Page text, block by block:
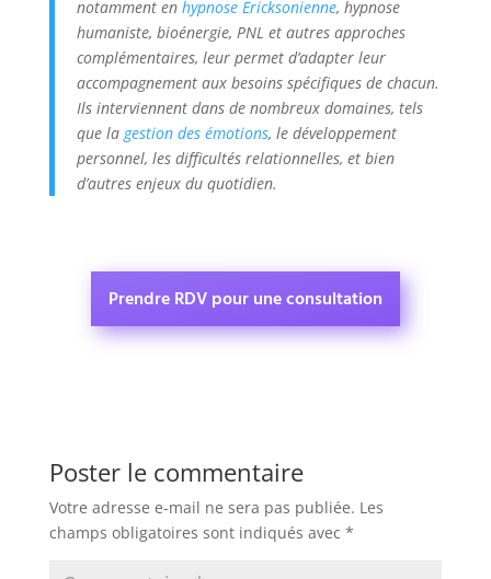
notamment en hypnose Ericksonienne, hypnose
humaniste, bioénergie, PNL et autres approches
complémentaires, leur permet d’adapter leur
accompagnement aux besoins spécifiques de chacun.
Ils interviennent dans de nombreux domaines, tels
que la gestion des émotions, le développement
personnel, les difficultés relationnelles, et bien
d’autres enjeux du quotidien.
Prendre RDV pour une consultation
Poster le commentaire
Votre adresse e-mail ne sera pas publiée. Les
champs obligatoires sont indiqués avec *